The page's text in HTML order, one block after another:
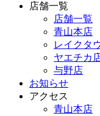
店舗一覧
店舗一覧
青山本店
レイクタ
ヤエチカ
与野店
お知らせ
アクセス
青山本店